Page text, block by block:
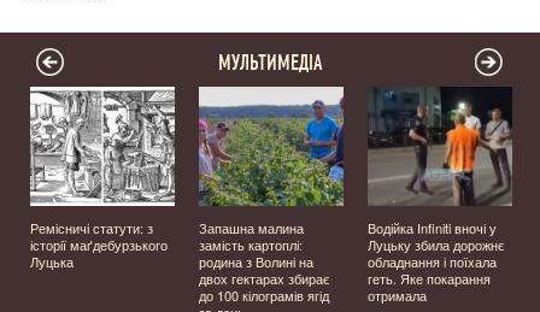
МУЛЬТИМЕДІА
Ремісничі статути: з
історії маґдебурзького
Луцька
Запашна малина
замість картоплі:
родина з Волині на
двох гектарах збирає
до 100 кілограмів ягід
Водійка Infiniti вночі у
Луцьку збила дорожнє
обладнання і поїхала
геть. Яке покарання
отримала